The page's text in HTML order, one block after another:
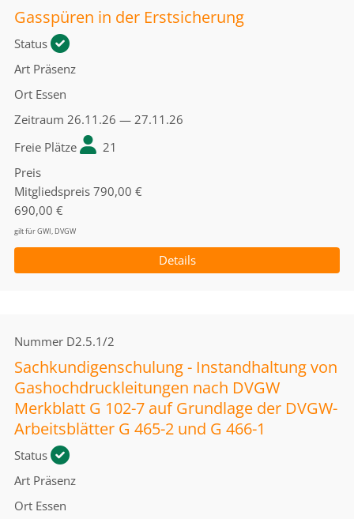
Gasspüren in der Erstsicherung
Status
Art Präsenz
Ort Essen
Zeitraum 26.11.26 — 27.11.26
Freie Plätze
21
Preis
Mitgliedspreis 790,00 €
690,00 €
gilt für GWI, DVGW
Details
Nummer D2.5.1/2
Sachkundigenschulung - Instandhaltung von
Gashochdruckleitungen nach DVGW
Merkblatt G 102-7 auf Grundlage der DVGW-
Arbeitsblätter G 465-2 und G 466-1
Status
Art Präsenz
Ort Essen